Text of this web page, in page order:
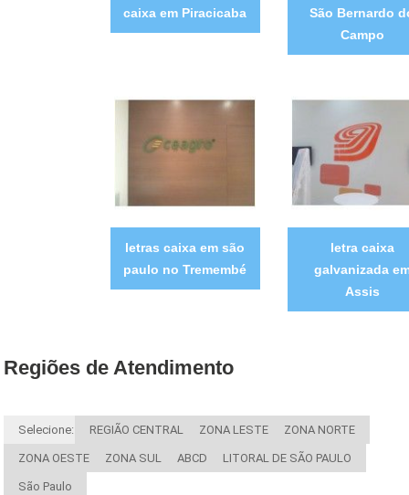
caixa em Piracicaba
São Bernardo
Campo
letras caixa em são
paulo no Tremembé
letra caixa
galvanizada
Assis
Regiões de Atendimento
Selecione: REGIÃO CENTRAL ZONA LESTE ZONA NORTE
ZONA OESTE ZONA SUL ABCD LITORAL DE SÃO PAULO
São Paulo